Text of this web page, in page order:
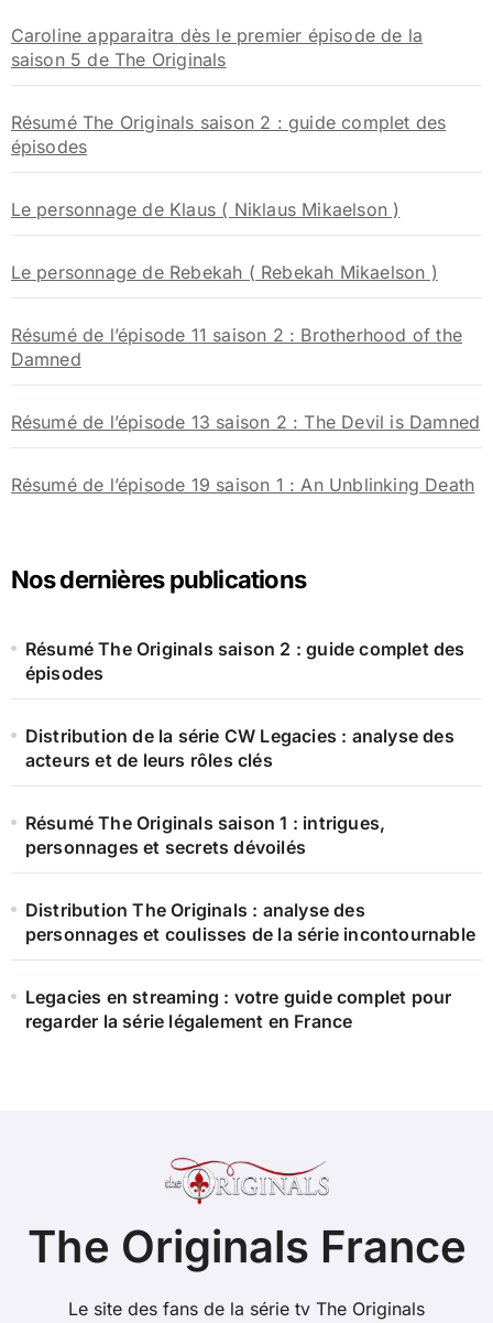
Caroline apparaitra dès le premier épisode de la
saison 5 de The Originals
Résumé The Originals saison 2 : guide complet des
épisodes
Le personnage de Klaus ( Niklaus Mikaelson )
Le personnage de Rebekah ( Rebekah Mikaelson )
Résumé de l’épisode 11 saison 2 : Brotherhood of the
Damned
Résumé de l’épisode 13 saison 2 : The Devil is Damned
Résumé de l’épisode 19 saison 1 : An Unblinking Death
Nos dernières publications
Résumé The Originals saison 2 : guide complet des
épisodes
Distribution de la série CW Legacies : analyse des
acteurs et de leurs rôles clés
Résumé The Originals saison 1 : intrigues,
personnages et secrets dévoilés
Distribution The Originals : analyse des
personnages et coulisses de la série incontournable
Legacies en streaming : votre guide complet pour
regarder la série légalement en France
The Originals France
Le site des fans de la série tv The Originals